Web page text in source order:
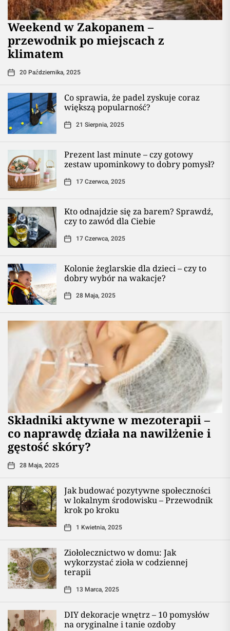
Weekend w Zakopanem –
przewodnik po miejscach z
klimatem
20 Października, 2025
Co sprawia, że padel zyskuje coraz
większą popularność?
21 Sierpnia, 2025
Prezent last minute – czy gotowy
zestaw upominkowy to dobry pomysł?
17 Czerwca, 2025
Kto odnajdzie się za barem? Sprawdź,
czy to zawód dla Ciebie
17 Czerwca, 2025
Kolonie żeglarskie dla dzieci – czy to
dobry wybór na wakacje?
28 Maja, 2025
Składniki aktywne w mezoterapii –
co naprawdę działa na nawilżenie i
gęstość skóry?
28 Maja, 2025
Jak budować pozytywne społeczności
w lokalnym środowisku – Przewodnik
krok po kroku
1 Kwietnia, 2025
Ziołolecznictwo w domu: Jak
wykorzystać zioła w codziennej
terapii
13 Marca, 2025
DIY dekoracje wnętrz – 10 pomysłów
na oryginalne i tanie ozdoby